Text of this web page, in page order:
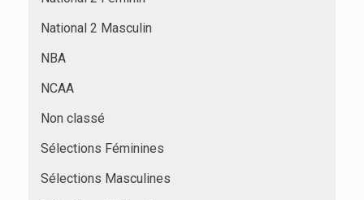
National 2 Masculin
NBA
NCAA
Non classé
Sélections Féminines
Sélections Masculines